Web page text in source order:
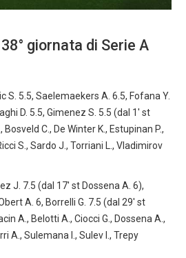
giornata di Serie A
S. 5.5, Saelemaekers A. 6.5, Fofana Y.
D. 5.5, Gimenez S. 5.5 (dal 1′ st
C., De Winter K., Estupinan P.,
S., Sardo J., Torriani L., Vladimirov
J. 7.5 (dal 17′ st Dossena A. 6),
A. 6, Borrelli G. 7.5 (dal 29′ st
A., Belotti A., Ciocci G., Dossena A.,
A., Sulemana I., Sulev I., Trepy